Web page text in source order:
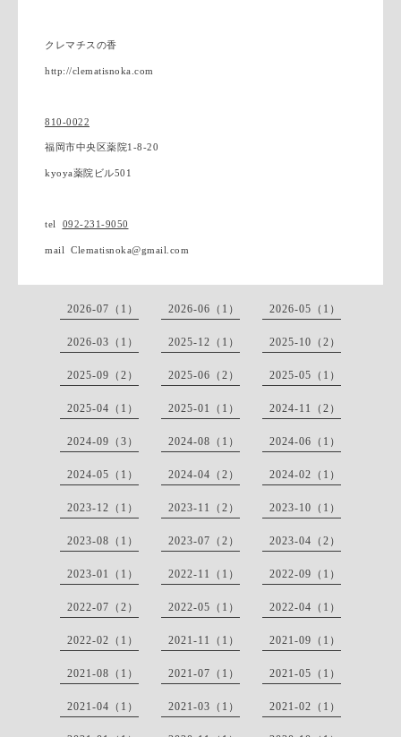
クレマチスの香
http://clematisnoka.com
810-0022
福岡市中央区薬院1-8-20
kyoya薬院ビル501
tel 092-231-9050
mail Clematisnoka@gmail.com
2026-07（1） 2026-06（1） 2026-05（1）
2026-03（1） 2025-12（1） 2025-10（2）
2025-09（2） 2025-06（2） 2025-05（1）
2025-04（1） 2025-01（1） 2024-11（2）
2024-09（3） 2024-08（1） 2024-06（1）
2024-05（1） 2024-04（2） 2024-02（1）
2023-12（1） 2023-11（2） 2023-10（1）
2023-08（1） 2023-07（2） 2023-04（2）
2023-01（1） 2022-11（1） 2022-09（1）
2022-07（2） 2022-05（1） 2022-04（1）
2022-02（1） 2021-11（1） 2021-09（1）
2021-08（1） 2021-07（1） 2021-05（1）
2021-04（1） 2021-03（1） 2021-02（1）